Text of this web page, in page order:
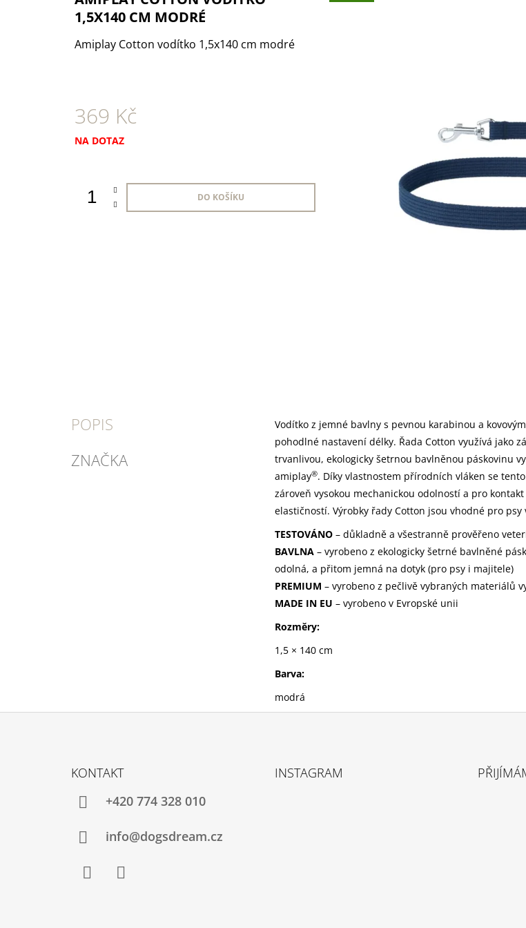
1,5X140 CM MODRÉ
Amiplay Cotton vodítko 1,5x140 cm modré
369 Kč
Měrná
NA DOTAZ
DO KOŠÍKU
POPIS
ZNAČKA
Vodítko z jemné bavlny s pevnou karabinou a
pohodlné nastavení délky. Řada Cotton využívá jako
trvanlivou, ekologicky šetrnou bavlněnou páskovinu
amiplay®. Díky vlastnostem přírodních vláken se
zároveň vysokou mechanickou odolností a pro
elastičností. Výrobky řady Cotton jsou vhodné pro
TESTOVÁNO – důkladně a všestranně prověřeno
BAVLNA – vyrobeno z ekologicky šetrné bavlněné
odolná, a přitom jemná na dotyk (pro psy i majitele)
PREMIUM – vyrobeno z pečlivě vybraných materiálů
MADE IN EU – vyrobeno v Evropské unii
Rozměry:
1,5 × 140 cm
Barva:
modrá
1 KS
35 Kč
KONTAKT
+420 774 328 010
info@dogsdream.cz
INSTAGRAM